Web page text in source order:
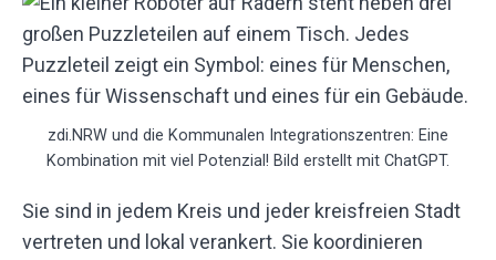
zdi.NRW und die Kommunalen Integrationszentren: Eine
Kombination mit viel Potenzial! Bild erstellt mit ChatGPT.
Sie sind in jedem Kreis und jeder kreisfreien Stadt
vertreten und lokal verankert. Sie koordinieren